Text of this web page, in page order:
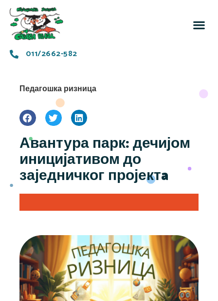
011/2662-582
Педагошка ризница
Авантура парк: дечијом
иницијативом до
заједничког пројектa